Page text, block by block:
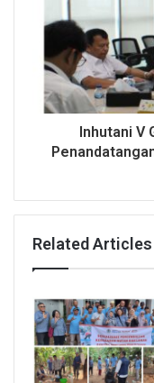
Inhutani V
Related Articles